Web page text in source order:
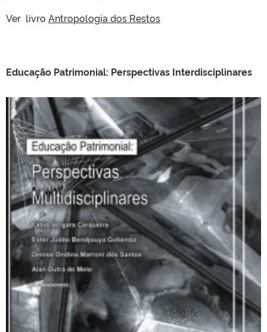
Ver livro Antropologia dos Restos
Educação Patrimonial: Perspectivas Interdisciplinares